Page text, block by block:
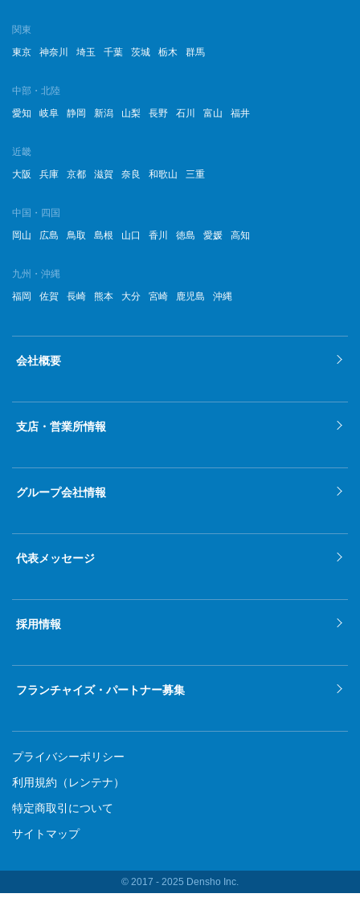
関東
東京
神奈川 埼玉 千葉 茨城 栃木 群馬
中部・北陸
愛知
岐阜 静岡 新潟 山梨 長野 石川 富山 福井
近畿
大阪
兵庫 京都 滋賀 奈良 和歌山 三重
中国・四国
岡山
広島 鳥取 島根 山口 香川 徳島 愛媛 高知
九州・沖縄
福岡
佐賀 長崎 熊本 大分 宮崎 鹿児島 沖縄
会社概要
支店・営業所情報
グループ会社情報
代表メッセージ
採用情報
フランチャイズ・パートナー募集
プライバシーポリシー
利用規約（レンテナ）
特定商取引について
サイトマップ
© 2017 ‐ 2025 Densho Inc.